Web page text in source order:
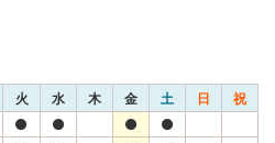
火 水 木 金 土 日 祝